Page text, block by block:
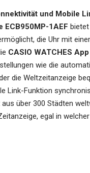
und Mobile
ECB950MP-1AEF
die Uhr mit
CASIO WATCHES App
wie die
die Weltzeitanzeige
Link-Funktion
über 300 Städten
egal in